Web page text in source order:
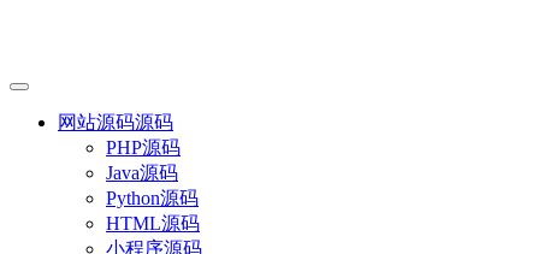
网站源码源码
PHP源码
Java源码
Python源码
HTML源码
小程序源码